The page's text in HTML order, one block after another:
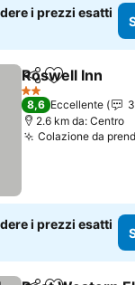
i prezzi esatti
CondividiAggiungi ai
Roswell Inn
2 Stelle
8,6 Eccellente
2.6 km da: Centro
Colazione da
i prezzi esatti